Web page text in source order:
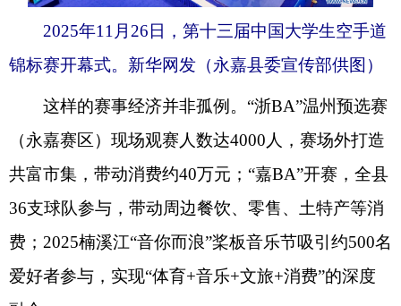
2025年11月26日，第十三届中国大学生空手道
锦标赛开幕式。新华网发（永嘉县委宣传部供图）
这样的赛事经济并非孤例。“浙BA”温州预选赛
（永嘉赛区）现场观赛人数达4000人，赛场外打造
共富市集，带动消费约40万元；“嘉BA”开赛，全县
36支球队参与，带动周边餐饮、零售、土特产等消
费；2025楠溪江“音你而浪”桨板音乐节吸引约500名
爱好者参与，实现“体育+音乐+文旅+消费”的深度